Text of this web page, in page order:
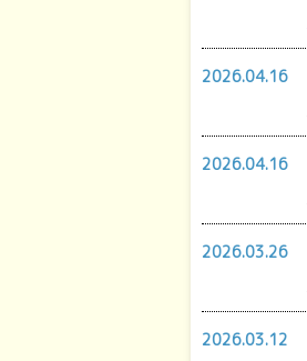
2026.04.16
2026.04.16
2026.03.26
2026.03.12